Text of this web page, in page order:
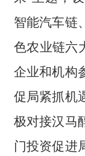
智能汽车链
色农业链六
企业和机构
促局紧抓机
极对接汉马
门投资促进